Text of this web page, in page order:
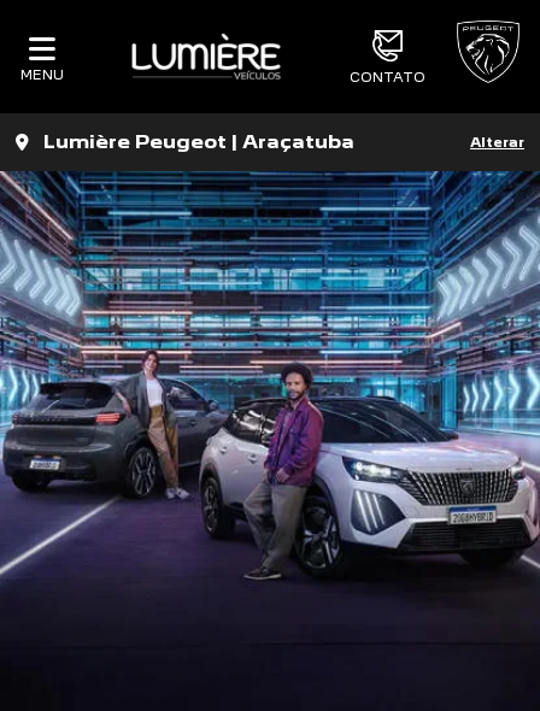
MENU CONTATO
Lumière Peugeot | Araçatuba Alterar